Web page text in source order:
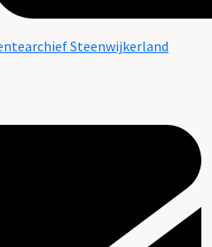
Steenwijkerland